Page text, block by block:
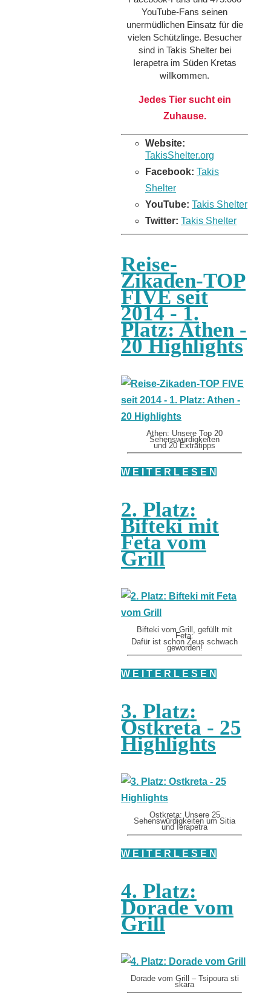
YouTube-Fans seinen
unermüdlichen Einsatz für die
vielen Schützlinge. Besucher
sind in Takis Shelter bei
Ierapetra im Süden Kretas
willkommen.
Jedes Tier sucht ein
Zuhause.
Website:
TakisShelter.org
Facebook: Takis
Shelter
YouTube: Takis Shelter
Twitter: Takis Shelter
Reise-
Zikaden-TOP
FIVE seit
2014 - 1.
Platz: Athen -
20 Highlights
Athen: Unsere Top 20
Sehenswürdigkeiten
und 20 Extratipps
W E I T E R L E S E N
2. Platz:
Bifteki mit
Feta vom
Grill
Bifteki vom Grill, gefüllt mit
Feta:
Dafür ist schon Zeus schwach
geworden!
W E I T E R L E S E N
3. Platz:
Ostkreta - 25
Highlights
Ostkreta: Unsere 25
Sehenswürdigkeiten um Sitia
und Ierapetra
W E I T E R L E S E N
4. Platz:
Dorade vom
Grill
Dorade vom Grill – Tsipoura sti
skara